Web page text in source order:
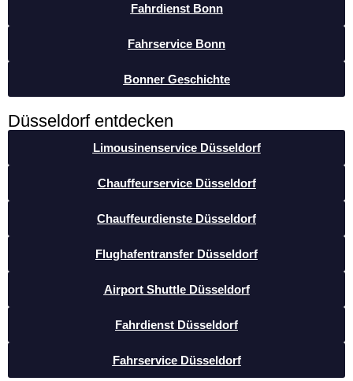
Fahrdienst Bonn
Fahrservice Bonn
Bonner Geschichte
Düsseldorf entdecken
Limousinenservice Düsseldorf
Chauffeurservice Düsseldorf
Chauffeurdienste Düsseldorf
Flughafentransfer Düsseldorf
Airport Shuttle Düsseldorf
Fahrdienst Düsseldorf
Fahrservice Düsseldorf